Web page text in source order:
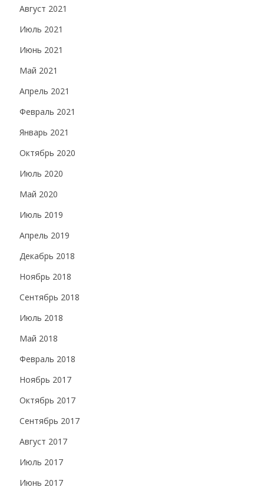
Август 2021
Июль 2021
Июнь 2021
Май 2021
Апрель 2021
Февраль 2021
Январь 2021
Октябрь 2020
Июль 2020
Май 2020
Июль 2019
Апрель 2019
Декабрь 2018
Ноябрь 2018
Сентябрь 2018
Июль 2018
Май 2018
Февраль 2018
Ноябрь 2017
Октябрь 2017
Сентябрь 2017
Август 2017
Июль 2017
Июнь 2017